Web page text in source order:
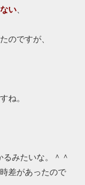
い
のですが、
ね。
みたいな。＾＾
差があったので